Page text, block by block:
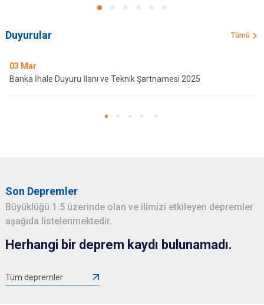
Duyurular Tümü
03 Mar
Banka İhale Duyuru İlanı ve Teknik Şartnamesi 2025
Son Depremler
Büyüklüğü 1.5 üzerinde olan ve ilimizi etkileyen depremler
aşağıda listelenmektedir.
Herhangi bir deprem kaydı bulunamadı.
Tüm depremler